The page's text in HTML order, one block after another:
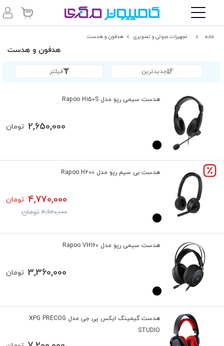
خانه تجهیزات صوتی و تصویری هدفون و هدست
هدفون و هدست
جدیدترین فیلتر
هدست سیمی رپو مدل Rapoo H150S
تومان 2,650,000
هدست بی سیم رپو مدل Rapoo H200
تومان 4,770,000
تومان 4,920,000
هدست سیمی رپو مدل Rapoo VH160
تومان 3,360,000
هدست گیمینگ ایکس پی جی مدل XPG PRECOG
STUDIO